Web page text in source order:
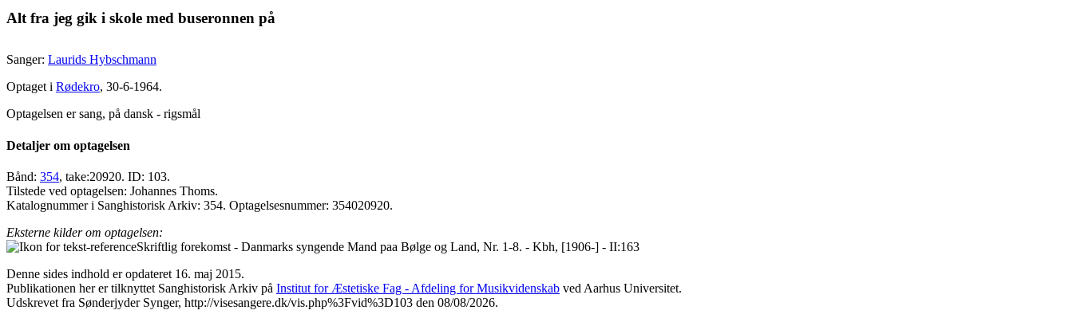
Alt fra jeg gik i skole med buseronnen på
Sanger: Laurids Hybschmann
Optaget i Rødekro, 30-6-1964.
Optagelsen er sang, på dansk - rigsmål
Detaljer om optagelsen
Bånd: 354, take:20920. ID: 103.
Tilstede ved optagelsen: Johannes Thoms.
Katalognummer i Sanghistorisk Arkiv: 354. Optagelsesnummer: 354020920.
Eksterne kilder om optagelsen:
Skriftlig forekomst - Danmarks syngende Mand paa Bølge og Land, Nr. 1-8. - Kbh, [1906-] - II:163
Denne sides indhold er opdateret 16. maj 2015.
Publikationen her er tilknyttet Sanghistorisk Arkiv på Institut for Æstetiske Fag - Afdeling for Musikvidenskab ved Aarhus Universitet.
Udskrevet fra Sønderjyder Synger, http://visesangere.dk/vis.php%3Fvid%3D103 den 08/08/2026.